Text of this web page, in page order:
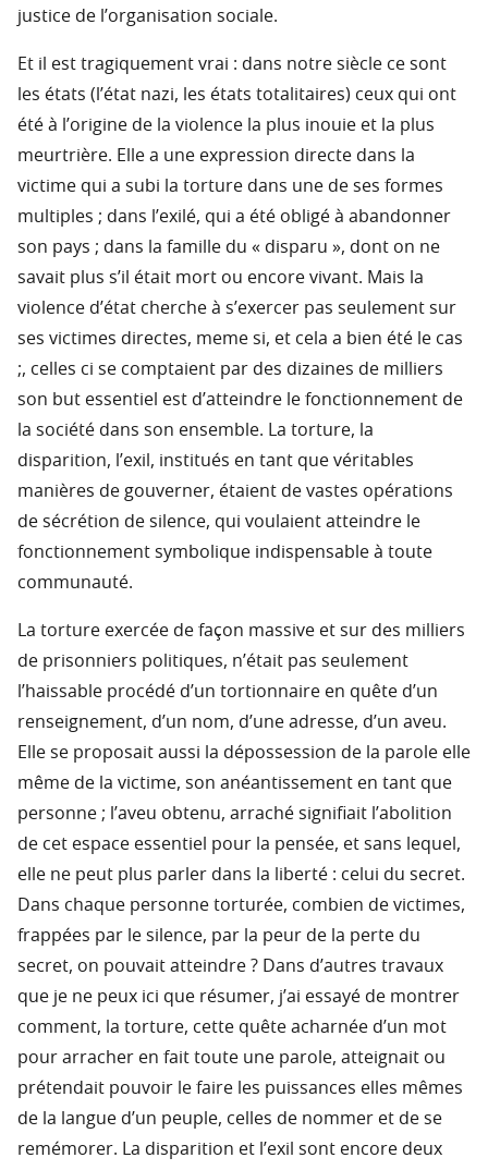
justice de l’organisation sociale.
Et il est tragiquement vrai : dans notre siècle ce sont
les états (l’état nazi, les états totalitaires) ceux qui ont
été à l’origine de la violence la plus inouie et la plus
meurtrière. Elle a une expression directe dans la
victime qui a subi la torture dans une de ses formes
multiples ; dans l’exilé, qui a été obligé à abandonner
son pays ; dans la famille du « disparu », dont on ne
savait plus s’il était mort ou encore vivant. Mais la
violence d’état cherche à s’exercer pas seulement sur
ses victimes directes, meme si, et cela a bien été le cas
;, celles ci se comptaient par des dizaines de milliers
son but essentiel est d’atteindre le fonctionnement de
la société dans son ensemble. La torture, la
disparition, l’exil, institués en tant que véritables
manières de gouverner, étaient de vastes opérations
de sécrétion de silence, qui voulaient atteindre le
fonctionnement symbolique indispensable à toute
communauté.
La torture exercée de façon massive et sur des milliers
de prisonniers politiques, n’était pas seulement
l’haissable procédé d’un tortionnaire en quête d’un
renseignement, d’un nom, d’une adresse, d’un aveu.
Elle se proposait aussi la dépossession de la parole elle
même de la victime, son anéantissement en tant que
personne ; l’aveu obtenu, arraché signifiait l’abolition
de cet espace essentiel pour la pensée, et sans lequel,
elle ne peut plus parler dans la liberté : celui du secret.
Dans chaque personne torturée, combien de victimes,
frappées par le silence, par la peur de la perte du
secret, on pouvait atteindre ? Dans d’autres travaux
que je ne peux ici que résumer, j’ai essayé de montrer
comment, la torture, cette quête acharnée d’un mot
pour arracher en fait toute une parole, atteignait ou
prétendait pouvoir le faire les puissances elles mêmes
de la langue d’un peuple, celles de nommer et de se
remémorer. La disparition et l’exil sont encore deux